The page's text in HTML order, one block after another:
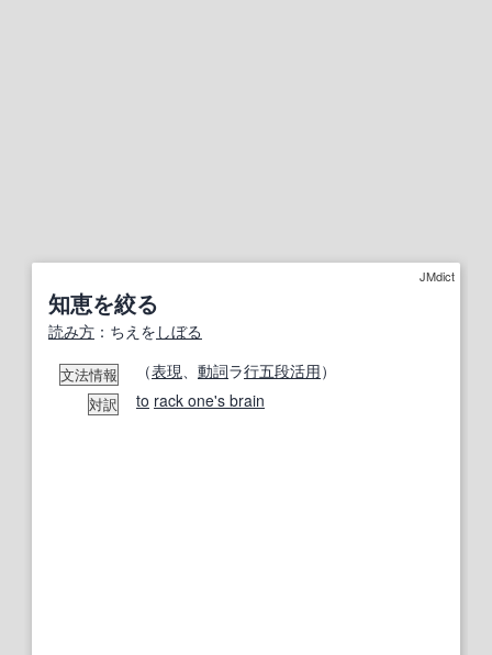
JMdict
知恵を絞る
読み方 ：ちえを しぼる
文法情報 （表現 動詞ラ行五段活用）
対訳 to rack one's brain